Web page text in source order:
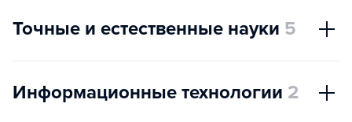
Точные и естественные науки 5
Информационные технологии 2